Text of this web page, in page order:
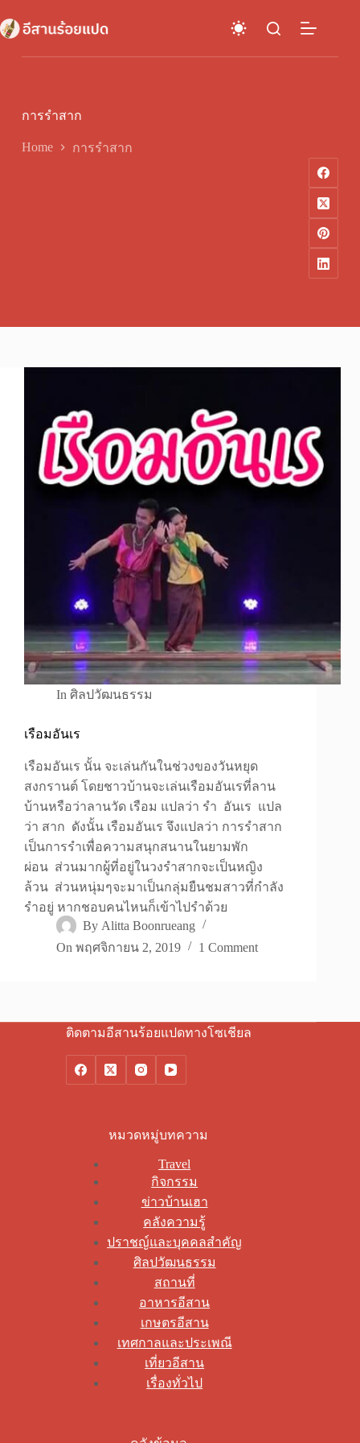
to
content
การรำสาก
Home การรำสาก
In ศิลปวัฒนธรรม
เรือมอันเร
เรือมอันเร นั้น จะเล่นกันในช่วงของวันหยุด
สงกรานต์ โดยชาวบ้านจะเล่นเรือมอันเรที่ลาน
บ้านหรือว่าลานวัด เรือม แปลว่า รำ อันเร แปล
ว่า สาก ดังนั้น เรือมอันเร จึงแปลว่า การรำสาก
เป็นการรำเพื่อความสนุกสนานในยามพัก
ผ่อน ส่วนมากผู้ที่อยู่ในวงรำสากจะเป็นหญิง
ล้วน ส่วนหนุ่มๆจะมาเป็นกลุ่มยืนชมสาวที่กำลัง
รำอยู่ หากชอบคนไหนก็เข้าไปรำด้วย
By Alitta Boonrueang
On พฤศจิกายน 2, 2019 1 Comment
ติดตามอีสานร้อยแปดทางโซเชียล
หมวดหมู่บทความ
Travel
กิจกรรม
ข่าวบ้านเฮา
คลังความรู้
ปราชญ์และบุคคลสำคัญ
ศิลปวัฒนธรรม
สถานที่
อาหารอีสาน
เกษตรอีสาน
เทศกาลและประเพณี
เที่ยวอีสาน
เรื่องทั่วไป